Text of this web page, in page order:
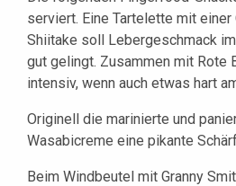
serviert. Eine Tartelette mit
Shiitake soll Lebergeschmack
gut gelingt. Zusammen mit Rote
intensiv, wenn auch etwas hart
Originell die marinierte und
Wasabicreme eine pikante
Beim Windbeutel mit Granny